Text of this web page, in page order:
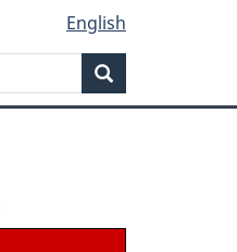
English